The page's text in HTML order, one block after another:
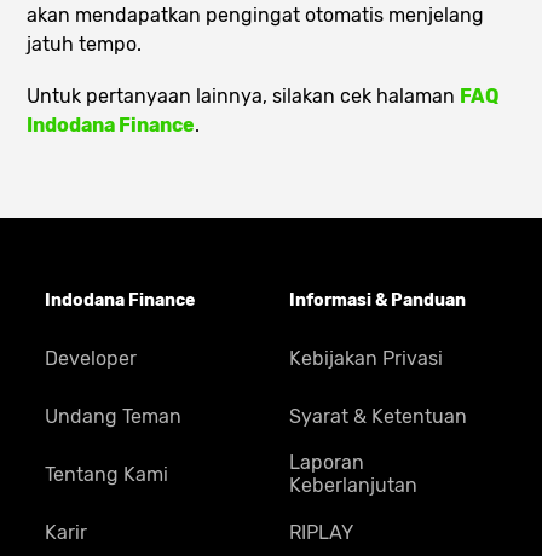
akan mendapatkan pengingat otomatis menjelang
jatuh tempo.
Untuk pertanyaan lainnya, silakan cek halaman FAQ
Indodana Finance.
Indodana Finance
Developer
Undang Teman
Tentang Kami
Karir
Informasi & Panduan
Kebijakan Privasi
Syarat & Ketentuan
Laporan
Keberlanjutan
RIPLAY